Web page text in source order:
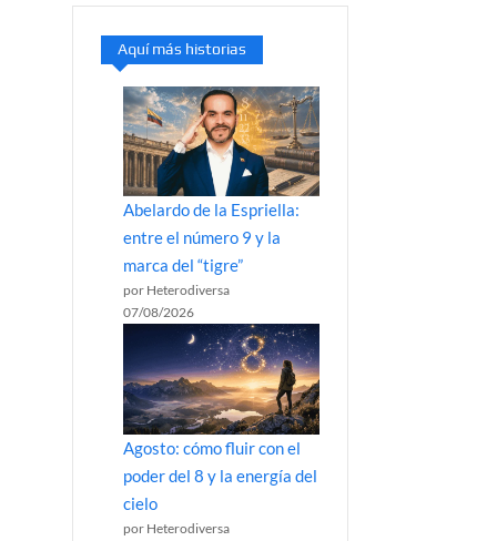
Aquí más historias
Abelardo de la Espriella:
entre el número 9 y la
marca del “tigre”
por Heterodiversa
07/08/2026
Agosto: cómo fluir con el
poder del 8 y la energía del
cielo
por Heterodiversa